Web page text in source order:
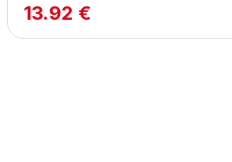
13.92 €